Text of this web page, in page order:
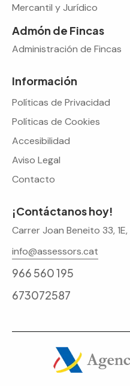
Mercantil y Jurídico
Admón de Fincas
Administración de Fincas
Información
Políticas de Privacidad
Políticas de Cookies
Accesibilidad
Aviso Legal
Contacto
¡Contáctanos hoy!
Carrer Joan Beneito 33,
info@assessors.cat
966 560 195
673072587